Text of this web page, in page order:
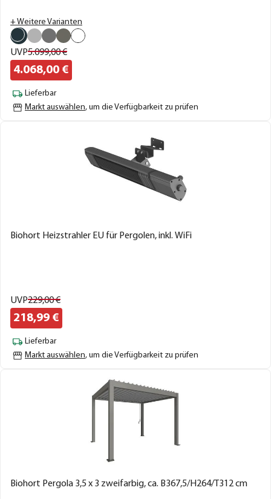
+ Weitere Varianten
UVP5.099,00€
4.068,00 €
Lieferbar
Markt auswählen, um die Verfügbarkeit zu prüfen
Biohort Heizstrahler EU für Pergolen, inkl. WiFi
UVP229,00€
218,99 €
Lieferbar
Markt auswählen, um die Verfügbarkeit zu prüfen
Biohort Pergola 3,5 x 3 zweifarbig, ca. B367,5/H264/T312 cm